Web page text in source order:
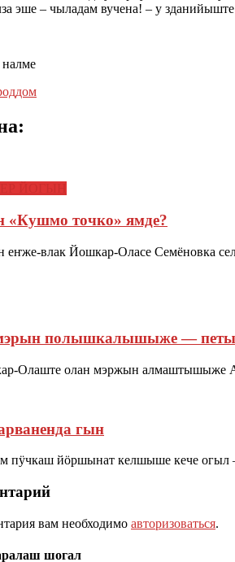
эше – чыладам вучена! – у
«Кушмо точко» ямде?
еҥже-влак Йошкар-Оласе Семёновка
полышкалышыже —
Олаште олан мэржын алмаштышыже
гын
пӱчкаш йӧршынат келшыше кече
вам необходимо авторизоваться.
шогал